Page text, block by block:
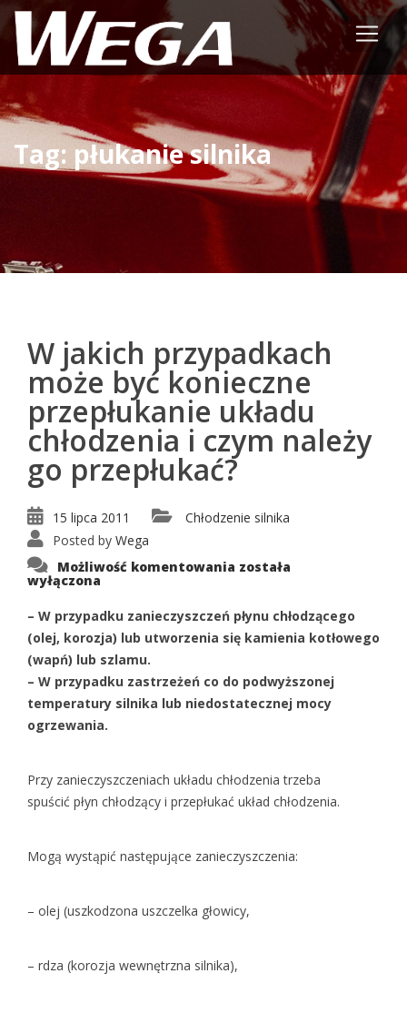
Tag: płukanie silnika
W jakich przypadkach
może być konieczne
przepłukanie układu
chłodzenia i czym należy
go przepłukać?
15 lipca 2011
Chłodzenie silnika
Posted by Wega
Możliwość komentowania W
jakich
być
konieczne
przepłukanie
układu
czym
należy
go
została
wyłączona
– W przypadku zanieczyszczeń płynu chłodzącego
(olej, korozja) lub utworzenia się kamienia kotłowego
(wapń) lub szlamu.
– W przypadku zastrzeżeń co do podwyższonej
temperatury silnika lub niedostatecznej mocy
ogrzewania.
Przy zanieczyszczeniach układu chłodzenia trzeba
spuścić płyn chłodzący i przepłukać układ chłodzenia.
Mogą wystąpić następujące zanieczyszczenia:
– olej (uszkodzona uszczelka głowicy,
– rdza (korozja wewnętrzna silnika),